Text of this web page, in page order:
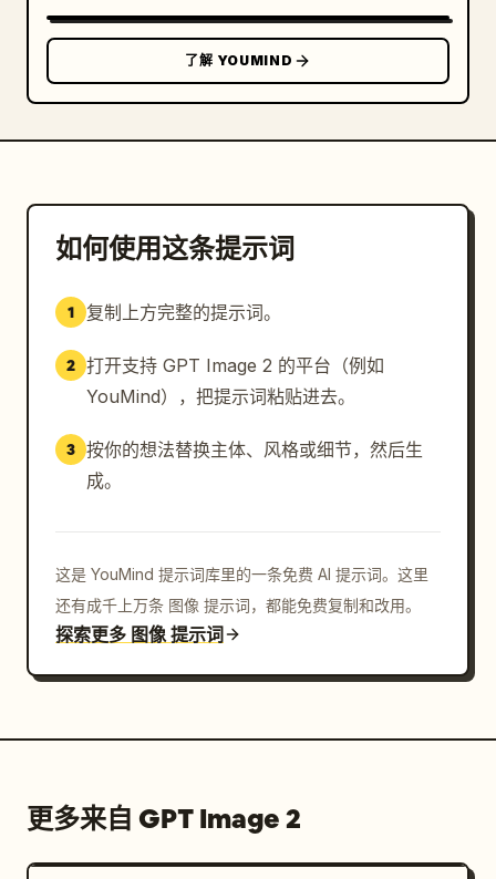
了解 YOUMIND
如何使用这条提示词
1 复制上方完整的提示词。
2 打开支持 GPT Image 2 的平台（例如
YouMind），把提示词粘贴进去。
3 按你的想法替换主体、风格或细节，然后生
成。
这是 YouMind 提示词库里的一条免费 AI 提示词。这里
还有成千上万条 图像 提示词，都能免费复制和改用。
探索更多 图像 提示词
更多来自 GPT Image 2